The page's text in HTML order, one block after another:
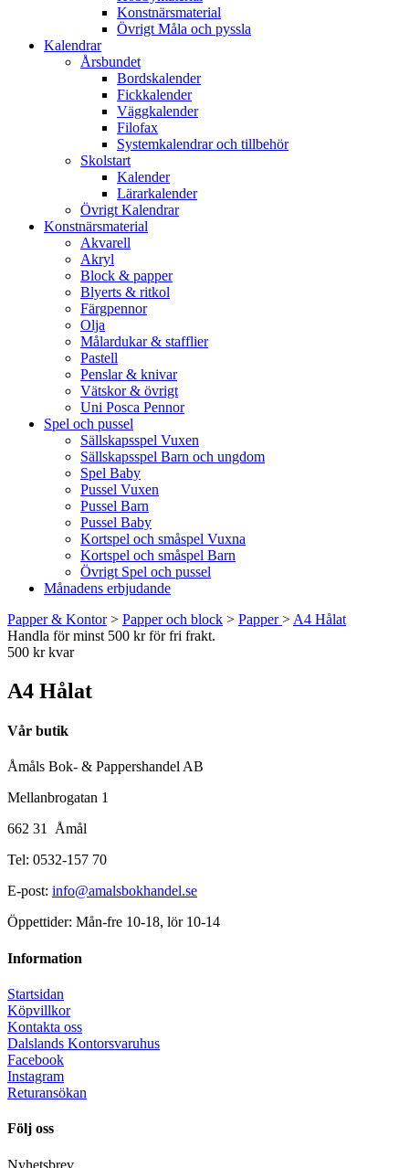
Konstnärsmaterial
Övrigt Måla och pyssla
Kalendrar
Årsbundet
Bordskalender
Fickkalender
Väggkalender
Filofax
Systemkalendrar och tillbehör
Skolstart
Kalender
Lärarkalender
Övrigt Kalendrar
Konstnärsmaterial
Akvarell
Akryl
Block & papper
Blyerts & ritkol
Färgpennor
Olja
Målardukar & stafflier
Pastell
Penslar & knivar
Vätskor & övrigt
Uni Posca Pennor
Spel och pussel
Sällskapsspel Vuxen
Sällskapsspel Barn och ungdom
Spel Baby
Pussel Vuxen
Pussel Barn
Pussel Baby
Kortspel och småspel Vuxna
Kortspel och småspel Barn
Övrigt Spel och pussel
Månadens erbjudande
Papper & Kontor> Papper och block > Papper> A4 Hålat
Handla för minst 500 kr för fri frakt.
500 kr kvar
A4 Hålat
Vår butik
Åmåls Bok- & Pappershandel AB
Mellanbrogatan 1
662 31 Åmål
Tel: 0532-157 70
E-post: info@amalsbokhandel.se
Öppettider: Mån-fre 10-18, lör 10-14
Information
Startsidan
Köpvillkor
Kontakta oss
Dalslands Kontorsvaruhus
Facebook
Instagram
Returansökan
Följ oss
Nyhetsbrev